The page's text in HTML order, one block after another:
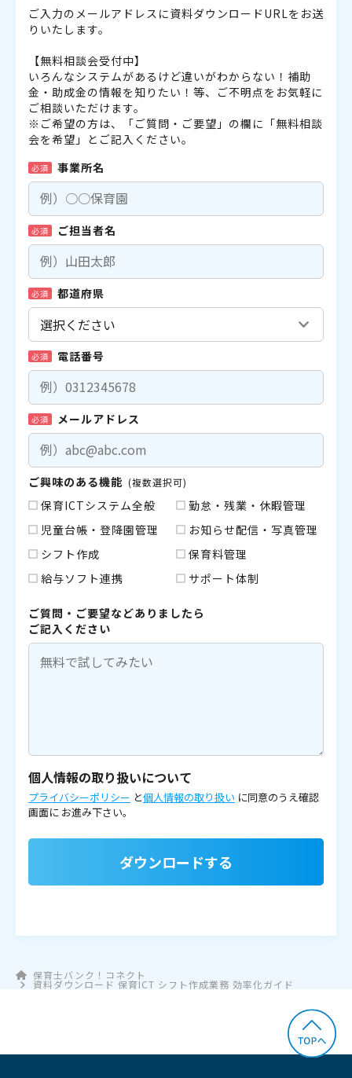
ご入力のメールアドレスに資料ダウンロードURLをお送
りいたします。
【無料相談会受付中】
いろんなシステムがあるけど違いがわからない！補助
金・助成金の情報を知りたい！等、ご不明点をお気軽に
ご相談いただけます。
※ご希望の方は、「ご質問・ご要望」の欄に「無料相談
会を希望」とご記入ください。
必須 事業所名
必須 ご担当者名
必須 都道府県
必須 電話番号
必須 メールアドレス
ご興味のある機能 (複数選択可)
保育ICTシステム全般
勤怠・残業・休暇管理
児童台帳・登降園管理
お知らせ配信・写真管理
シフト作成
保育料管理
給与ソフト連携
サポート体制
ご質問・ご要望などありましたら
ご記入ください
個人情報の取り扱いについて
プライバシーポリシー と個人情報の取り扱い に同意のうえ確認
画面に お進み下さい。
ダウンロードする
保育士バンク！コネクト
資料ダウンロード 保育ICT シフト作成業務 効率化ガイド